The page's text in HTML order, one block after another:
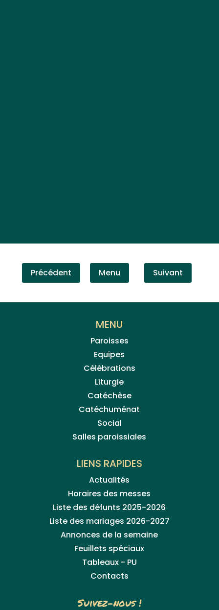
Précédent Menu Suivant
MENU
Paroisses
Equipes
Célébrations
Liturgie
Catéchèse
Catéchuménat
Social
Salles paroissiales
LIENS RAPIDES
Actualités
Horaires des messes
Liste des défunts 2025-2026
Liste des mariages 2026-2027
Annonces de la semaine
Feuillets spéciaux
Tableaux - PU
Contacts
Suivez-nous !